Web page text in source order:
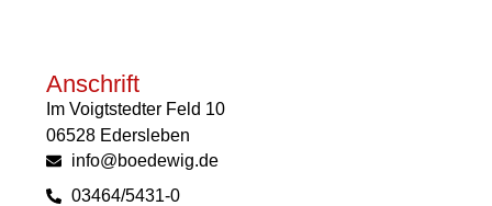
Anschrift
Im Voigtstedter Feld 10
06528 Edersleben
info@boedewig.de
03464/5431-0